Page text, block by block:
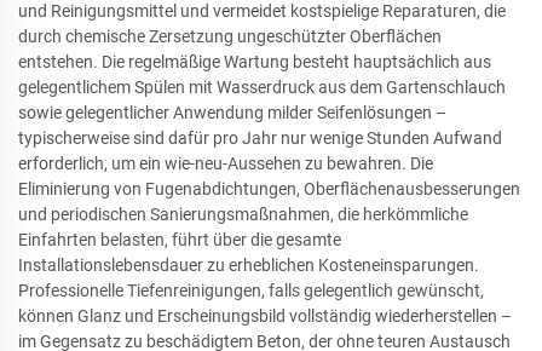
und Reinigungsmittel und vermeidet kostspielige Reparaturen, die
durch chemische Zersetzung ungeschützter Oberflächen
entstehen. Die regelmäßige Wartung besteht hauptsächlich aus
gelegentlichem Spülen mit Wasserdruck aus dem Gartenschlauch
sowie gelegentlicher Anwendung milder Seifenlösungen –
typischerweise sind dafür pro Jahr nur wenige Stunden Aufwand
erforderlich, um ein wie-neu-Aussehen zu bewahren. Die
Eliminierung von Fugenabdichtungen, Oberflächenausbesserungen
und periodischen Sanierungsmaßnahmen, die herkömmliche
Einfahrten belasten, führt über die gesamte
Installationslebensdauer zu erheblichen Kosteneinsparungen.
Professionelle Tiefenreinigungen, falls gelegentlich gewünscht,
können Glanz und Erscheinungsbild vollständig wiederherstellen –
im Gegensatz zu beschädigtem Beton, der ohne teuren Austausch